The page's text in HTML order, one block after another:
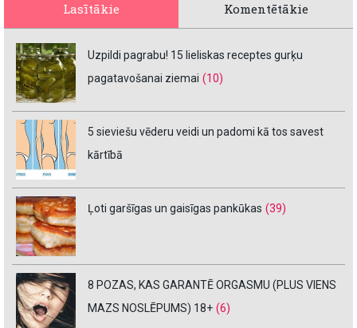
Lasītākie Komentētākie
Uzpildi pagrabu! 15 lieliskas receptes gurķu
pagatavošanai ziemai (10)
5 sieviešu vēderu veidi un padomi kā tos savest
kārtībā
Ļoti garšīgas un gaisīgas pankūkas (39)
8 POZAS, KAS GARANTĒ ORGASMU (PLUS VIENS
MAZS NOSLĒPUMS) 18+ (6)